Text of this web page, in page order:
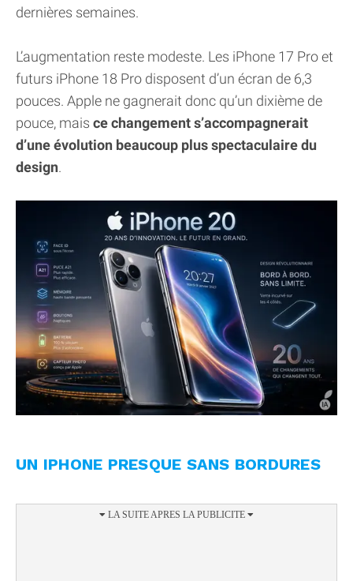
dernières semaines.
L’augmentation reste modeste. Les iPhone 17 Pro et
futurs iPhone 18 Pro disposent d’un écran de 6,3
pouces. Apple ne gagnerait donc qu’un dixième de
pouce, mais ce changement s’accompagnerait
d’une évolution beaucoup plus spectaculaire du
design.
UN IPHONE PRESQUE SANS BORDURES